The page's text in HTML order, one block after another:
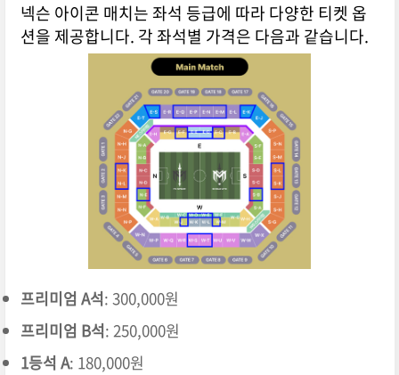
넥슨 아이콘 매치는 좌석 등급에 따라 다양한 티켓 옵
션을 제공합니다. 각 좌석별 가격은 다음과 같습니다.
프리미엄 A석: 300,000원
프리미엄 B석: 250,000원
1등석 A: 180,000원